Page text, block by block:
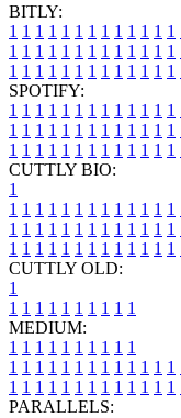
BITLY:
1 1 1 1 1 1 1 1 1 1 1 1 1
1 1 1 1 1 1 1 1 1 1 1 1 1
1 1 1 1 1 1 1 1 1 1 1 1 1
SPOTIFY:
1 1 1 1 1 1 1 1 1 1 1 1 1
1 1 1 1 1 1 1 1 1 1 1 1 1
1 1 1 1 1 1 1 1 1 1 1 1 1
CUTTLY BIO:
1
1 1 1 1 1 1 1 1 1 1 1 1 1
1 1 1 1 1 1 1 1 1 1 1 1 1
1 1 1 1 1 1 1 1 1 1 1 1 1
CUTTLY OLD:
1
1 1 1 1 1 1 1 1 1 1
MEDIUM:
1 1 1 1 1 1 1 1 1 1
1 1 1 1 1 1 1 1 1 1 1 1 1
1 1 1 1 1 1 1 1 1 1 1 1 1
PARALLELS: